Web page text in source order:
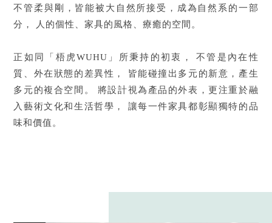
不管柔與剛，皆能被大自然所接受，成為自然系的一部
分，
人的個性、家具的風格、療癒的空間。
正如同「梧虎WUHU」所秉持的初衷，
不管是內在性
質、外在狀態的差異性，
皆能碰撞出多元的新意，產生
多元的複合空間。
將設計視為產品的外表，更注重於融
入藝術文化和生活哲學，
讓每一件家具都彰顯獨特的品
味和價值。